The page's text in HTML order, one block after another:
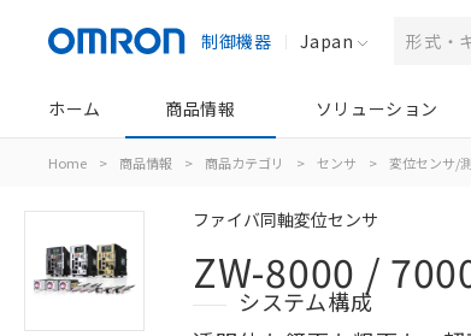
制御機器 Japan
ホーム 商品情報 ソリューション
Home > 商品情報 > 商品カテゴリ > センサ > 変位センサ/
ファイバ同軸変位センサ
ZW-8000 /
システム構成